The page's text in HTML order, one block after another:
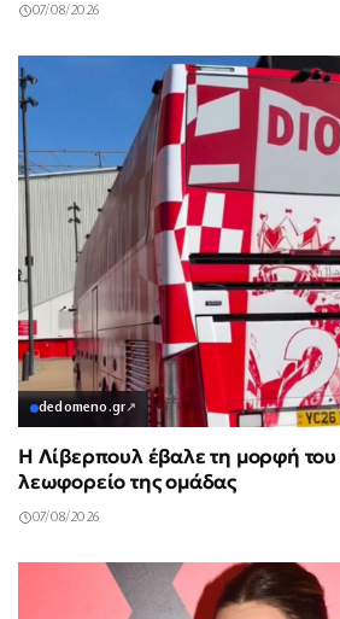
07/08/2026
dedomeno.gr↗
Η Λίβερπουλ έβαλε τη μορφή του
λεωφορείο της ομάδας
07/08/2026